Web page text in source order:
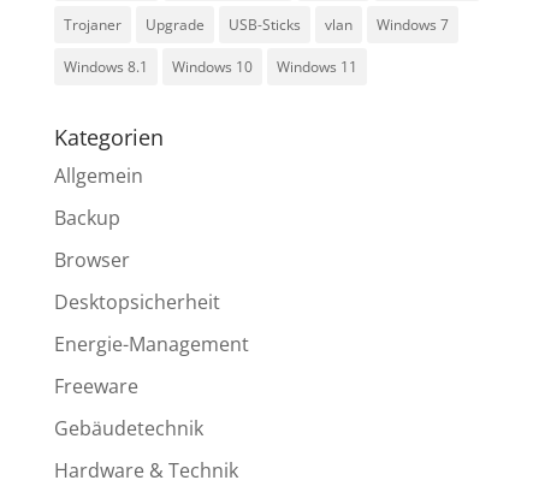
Trojaner Upgrade USB-Sticks vlan Windows 7
Windows 8.1 Windows 10 Windows 11
Kategorien
Allgemein
Backup
Browser
Desktopsicherheit
Energie-Management
Freeware
Gebäudetechnik
Hardware & Technik